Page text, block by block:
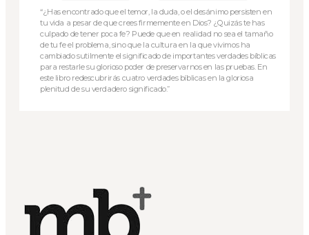
“¿Has encontrado que el temor, la duda, o el desánimo persisten en
tu vida a pesar de que crees firmemente en Dios? ¿Quizás te has
culpado de tener poca fe? Puede que en realidad no sea el tamaño
de tu fe el problema, sino que la cultura en la que vivimos ha
cambiado sutilmente el significado de importantes verdades bíblicas
para restarle su glorioso poder de preservarnos en las pruebas. En
este libro redescubrirás cuatro verdades bíblicas en la gloriosa
plenitud de su verdadero significado.”